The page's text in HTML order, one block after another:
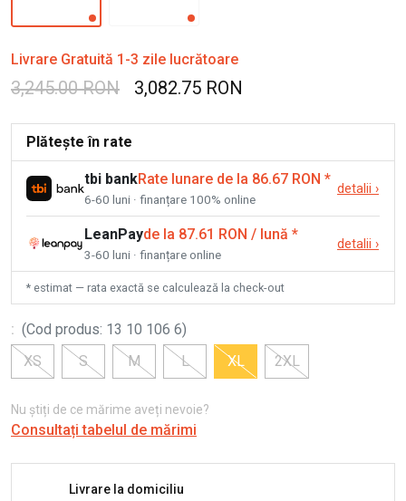
Livrare Gratuită 1-3 zile lucrătoare
3,245.00 RON 3,082.75 RON
Plătește în rate
tbi bankRate lunare de la 86.67 RON *
6-60 luni · finanțare 100% online
detalii ›
LeanPayde la 87.61 RON / lună *
3-60 luni · finanțare online
detalii ›
* estimat — rata exactă se calculează la check-out
: (Cod produs: 13 10 106 6)
XS
S M L XL 2XL
Nu știți de ce mărime aveți nevoie?
Consultați tabelul de mărimi
Livrare la domiciliu